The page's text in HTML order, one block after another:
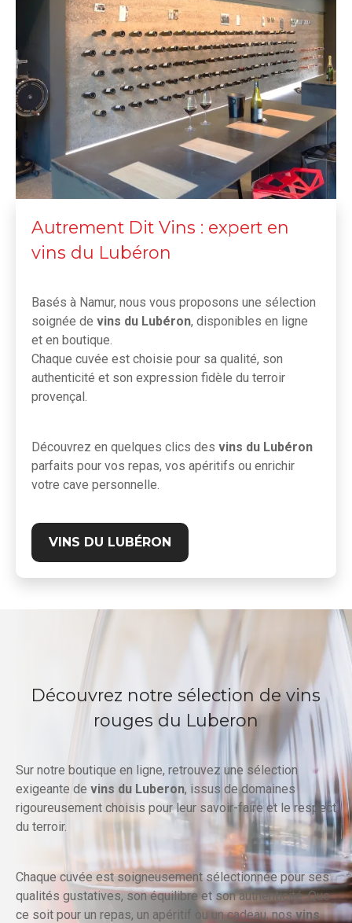
Autrement Dit Vins : expert en
vins du Lubéron
Basés à Namur, nous vous proposons une sélection
soignée de vins du Lubéron, disponibles en ligne
et en boutique.
Chaque cuvée est choisie pour sa qualité, son
authenticité et son expression fidèle du terroir
provençal.
Découvrez en quelques clics des vins du Lubéron
parfaits pour vos repas, vos apéritifs ou enrichir
votre cave personnelle.
VINS DU LUBÉRON
Découvrez notre sélection de vins
rouges du Luberon
Sur notre boutique en ligne, retrouvez une sélection
exigeante de vins du Luberon, issus de domaines
rigoureusement choisis pour leur savoir-faire et le respect
du terroir.
Chaque cuvée est soigneusement sélectionnée pour ses
qualités gustatives, son équilibre et son authenticité. Que
ce soit pour un repas, un apéritif ou un cadeau, nosvins